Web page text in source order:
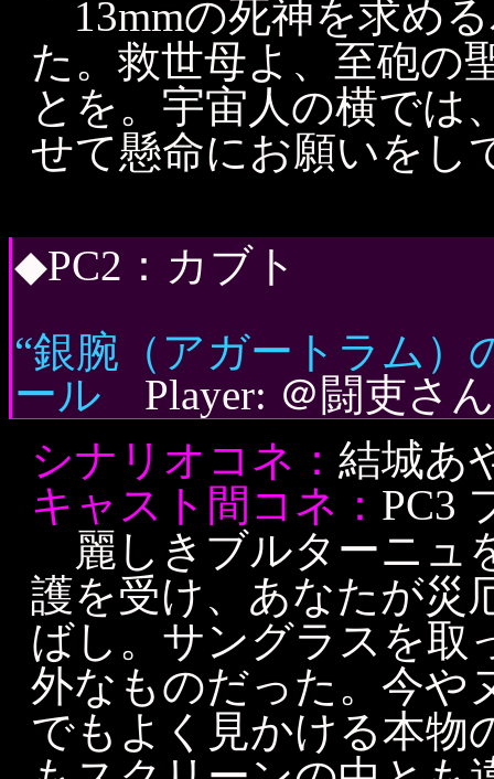
13mmの死神を求め
た。救世母よ、至砲の
とを。宇宙人の横では
せて懸命にお願いをし
◆PC2：カブト
“銀腕（アガートラム）
ール Player: ＠闘吏さん
シナリオコネ： 結城あ
キャスト間コネ： PC3
麗しきブルターニュ
護を受け、あなたが災
ばし。サングラスを取
外なものだった。今や
でもよく見かける本物